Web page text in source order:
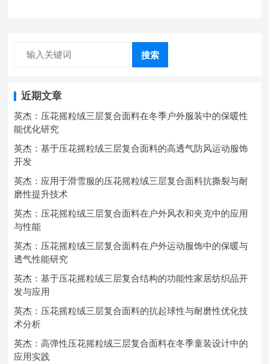
搜索
近期文章
英杰：压花摇粒绒三层复合面料在冬季户外服装中的保暖性
能优化研究
英杰：基于压花摇粒绒三层复合面料的高透气防风运动服饰
开发
英杰：应用于滑雪服的压花摇粒绒三层复合面料抗撕裂与耐
磨性提升技术
英杰：压花摇粒绒三层复合面料在户外风衣和夹克中的应用
与性能
英杰：压花摇粒绒三层复合面料在户外运动服饰中的保暖与
透气性能研究
英杰：基于压花摇粒绒三层复合结构的功能性家居纺织品开
发与应用
英杰：压花摇粒绒三层复合面料的抗起球性与耐磨性优化技
术分析
英杰：高弹性压花摇粒绒三层复合面料在冬季童装设计中的
应用实践